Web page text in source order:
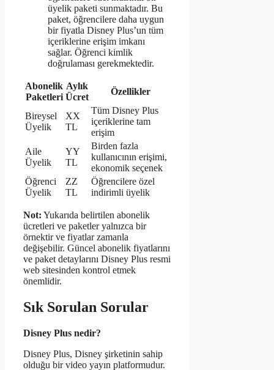
üyelik paketi sunmaktadır. Bu
paket, öğrencilere daha uygun
bir fiyatla Disney Plus’un tüm
içeriklerine erişim imkanı
sağlar. Öğrenci kimlik
doğrulaması gerekmektedir.
Abonelik
Paketleri
Aylık
Ücret
Özellikler
Bireysel
Üyelik
XX
TL
Tüm Disney Plus
içeriklerine tam
erişim
Aile
Üyelik
YY
TL
Birden fazla
kullanıcının erişimi,
ekonomik seçenek
Öğrenci
Üyelik
ZZ
TL
Öğrencilere özel
indirimli üyelik
Not: Yukarıda belirtilen abonelik
ücretleri ve paketler yalnızca bir
örnektir ve fiyatlar zamanla
değişebilir. Güncel abonelik fiyatlarını
ve paket detaylarını Disney Plus resmi
web sitesinden kontrol etmek
önemlidir.
Sık Sorulan Sorular
Disney Plus nedir?
Disney Plus, Disney şirketinin sahip
olduğu bir video yayın platformudur.